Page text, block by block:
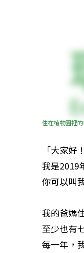
住在植物園裡
「大家好
我是2019
你可以叫
我的爸媽
至少也有
每一年，